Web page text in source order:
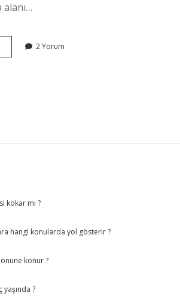
2 Yorum
kokar mı ?
hangi konularda yol gösterir ?
konur ?
yaşında ?